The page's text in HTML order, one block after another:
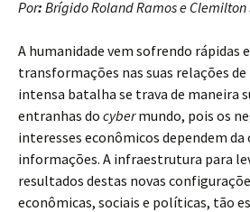
Por: Brígido Roland Ramos e Clemilton
A humanidade vem sofrendo rápidas
transformações nas suas relações de
intensa batalha se trava de maneira
entranhas do cybermundo, pois os
interesses econômicos dependem da
informações. A infraestrutura para
resultados destas novas
econômicas, sociais e políticas, tão